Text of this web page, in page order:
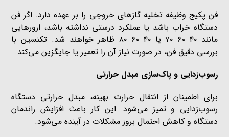
فن پکیج وظیفه تخلیه گازهای خروجی را بر عهده دارد. اگر فن
دستگاه خراب باشد یا عملکرد درستی نداشته باشد، ارورهایی
مانند ۴۰ ۶۰ ۷۰ یا ۴۰ ۶۰ ۸۰ ظاهر خواهند شد. تکنسین با
بررسی دقیق فن، در صورت نیاز آن را تعمیر یا جایگزین می‌کند.
رسوب‌زدایی و پاک‌سازی مبدل حرارتی
برای اطمینان از انتقال حرارت بهینه، مبدل حرارتی دستگاه
رسوب‌زدایی و تمیز می‌شود. این کار باعث افزایش راندمان
دستگاه و کاهش احتمال بروز مشکلات در آینده می‌شود.